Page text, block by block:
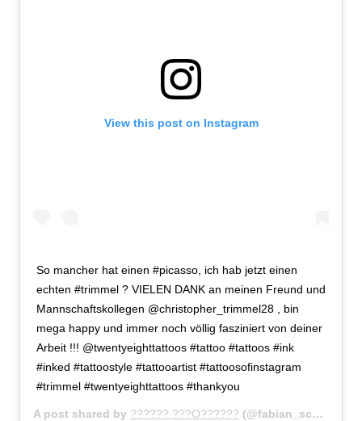
View this post on Instagram
So mancher hat einen #picasso, ich hab jetzt einen
echten #trimmel ? VIELEN DANK an meinen Freund und
Mannschaftskollegen @christopher_trimmel28 , bin
mega happy und immer noch völlig fasziniert von deiner
Arbeit !!! @twentyeighttattoos #tattoo #tattoos #ink
#inked #tattoostyle #tattooartist #tattoosofinstagram
#trimmel #twentyeighttattoos #thankyou
A post shared by ?????? ???O?????? (@fabian_schoenheim34) on